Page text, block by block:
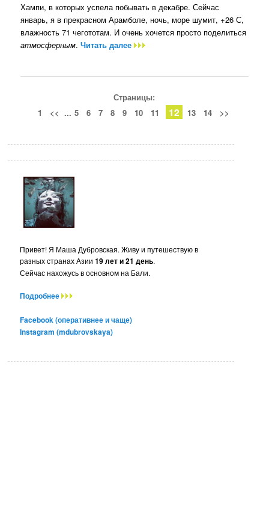
Хампи, в которых успела побывать в декабре. Сейчас
январь, я в прекрасном Арамболе, ночь, море шумит, +26 С,
влажность 71 чегототам. И очень хочется просто поделиться
атмосферным.Читать далее
Страницы:
1
<< ... 5 6 7 8 9 10 11 12 13 14 >>
Привет! Я Маша Дубровская. Живу и путешествую в
разных странах Азии19 лет и 21 день.
Сейчас нахожусь в основном на Бали.
Подробнее
Facebook (оперативнее и чаще)
Instagram (mdubrovskaya)